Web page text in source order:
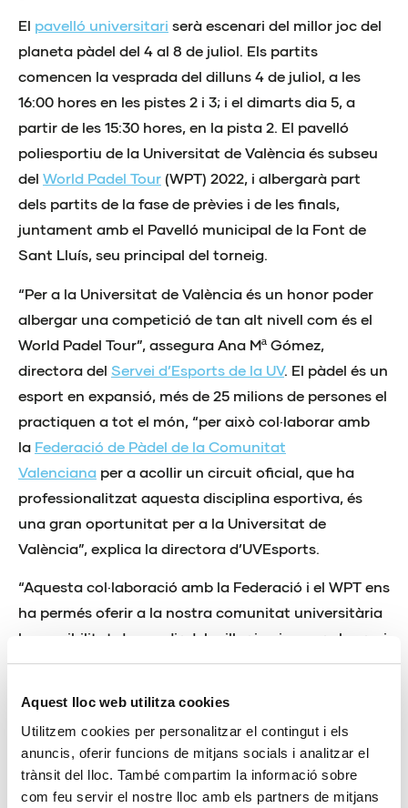
Aquest lloc web utilitza cookies
Utilitzem cookies per personalitzar el contingut i els
anuncis, oferir funcions de mitjans socials i analitzar el
trànsit del lloc. També compartim la informació sobre
com feu servir el nostre lloc amb els partners de mitjans
El pavelló universitari serà escenari del millor joc del
planeta pàdel del 4 al 8 de juliol. Els partits
comencen la vesprada del dilluns 4 de juliol, a les
16:00 hores en les pistes 2 i 3; i el dimarts dia 5, a
partir de les 15:30 hores, en la pista 2. El pavelló
poliesportiu de la Universitat de València és subseu
del World Padel Tour (WPT) 2022, i albergarà part
dels partits de la fase de prèvies i de les finals,
juntament amb el Pavelló municipal de la Font de
Sant Lluís, seu principal del torneig.
“Per a la Universitat de València és un honor poder
albergar una competició de tan alt nivell com és el
World Padel Tour”, assegura Ana Mª Gómez,
directora del Servei d’Esports de la UV. El pàdel és un
esport en expansió, més de 25 milions de persones el
practiquen a tot el món, “per això col·laborar amb
la Federació de Pàdel de la Comunitat
Valenciana per a acollir un circuit oficial, que ha
professionalitzat aquesta disciplina esportiva, és
una gran oportunitat per a la Universitat de
València”, explica la directora d’UVEsports.
“Aquesta col·laboració amb la Federació i el WPT ens
ha permés oferir a la nostra comunitat universitària
la possibilitat de gaudir del millor joc i posar al servei
de la societat valenciana les nostres instal·lacions,
espais que compleix amb els requisits per a celebrar
un esdeveniment esportiu d’aquestes
característiques”, ha assenyalat Ana Mª Gómez.
La directora del Servei d’Esports ha explicat que la